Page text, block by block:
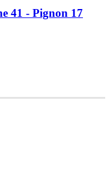
41 - Pignon 17